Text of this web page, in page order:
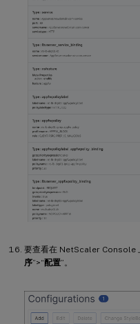
要查看在 NetScaler Console
序”>“配置”。